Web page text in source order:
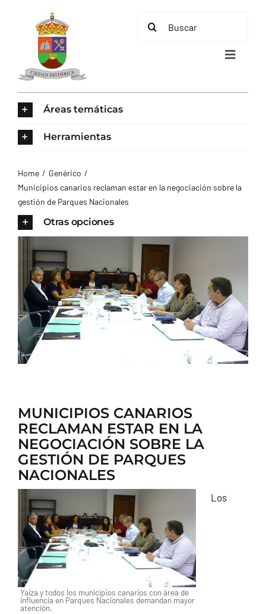
contenido
Buscar:
Toggle
AYUNTAMIENTO
CONTACTO
Áreas temáticas
Herramientas
Home
Genérico
Municipios canarios reclaman estar en la negociación sobre la
gestión de Parques Nacionales
Otras opciones
MUNICIPIOS CANARIOS
RECLAMAN ESTAR EN LA
NEGOCIACIÓN SOBRE LA
GESTIÓN DE PARQUES
NACIONALES
Yaiza y todos los municipios canarios con área de
influencia en Parques Nacionales demandan mayor
atención.
Los